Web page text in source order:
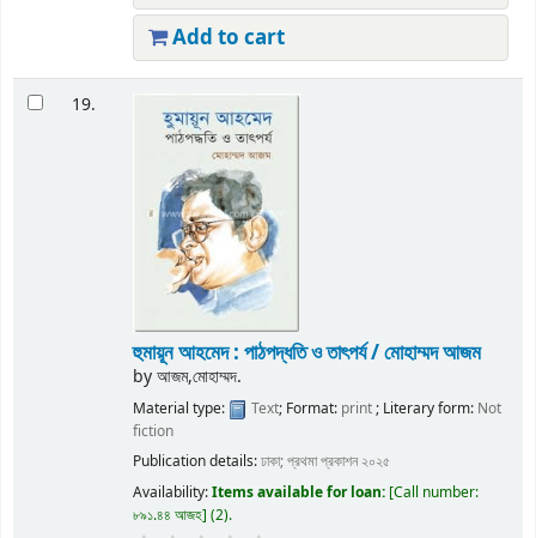
Add to cart
19.
হুমায়ূন আহমেদ : পাঠপদ্ধতি ও তাৎপর্য / মোহাম্মদ আজম
byআজম,মোহাম্মদ.
Material type: Text; Format: print; Literary form: Not
fiction
Publication details:ঢাকা;প্রথমা প্রকাশন ২০২৫
Availability:Items available for loan: Call number:
৮৯১.৪৪ আজহ (2).